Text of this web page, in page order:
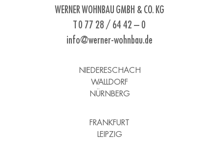
WERNER WOHNBAU GMBH & CO. KG
T 0 77 28 / 64 42 – 0
info@werner-wohnbau.de
NIEDERESCHACH
WALLDORF
NÜRNBERG
FRANKFURT
LEIPZIG